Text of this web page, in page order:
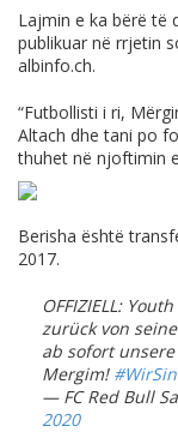
Lajmin e ka bërë të
publikuar në rrjetin
albinfo.ch.
“Futbollisti i ri,
Altach dhe tani po
thuhet në njoftimin
Berisha është
2017.
OFFIZIELL:
zurück von
ab sofort
Mergim!
— FC Red Bull
2020